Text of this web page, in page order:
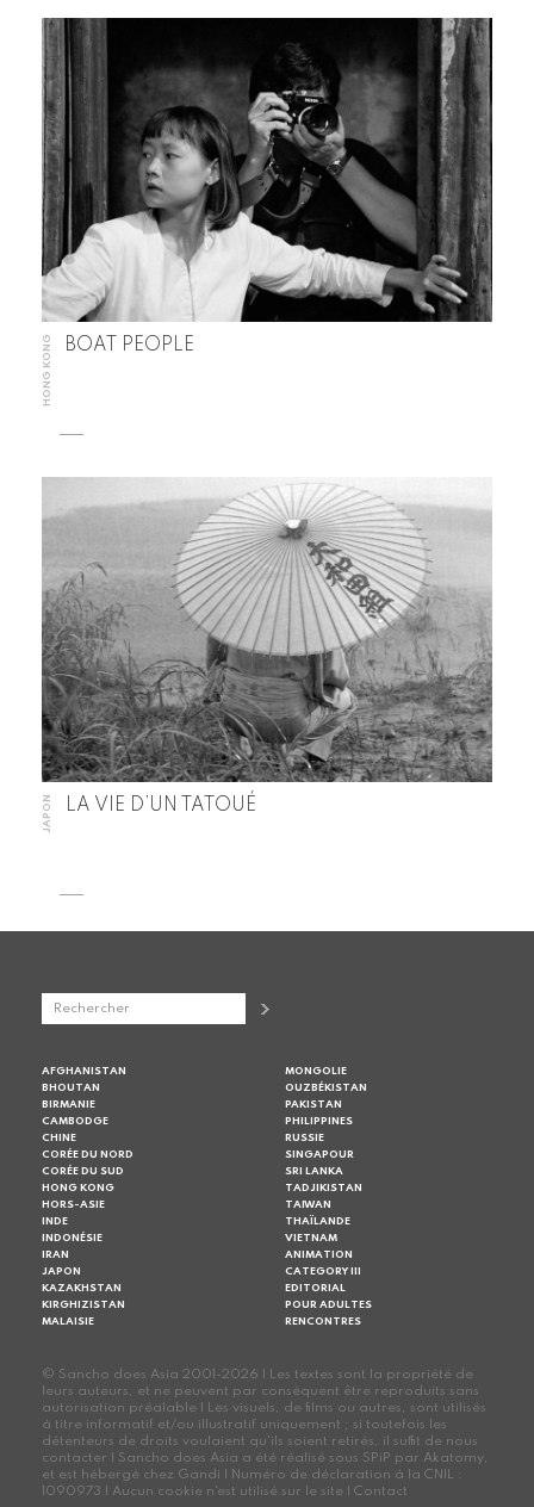
HONG KONG BOAT PEOPLE
JAPON LA VIE D’UN TATOUÉ
AFGHANISTAN
BHOUTAN
BIRMANIE
CAMBODGE
CHINE
CORÉE DU NORD
CORÉE DU SUD
HONG KONG
HORS-ASIE
INDE
INDONÉSIE
IRAN
JAPON
KAZAKHSTAN
KIRGHIZISTAN
MALAISIE
MONGOLIE
OUZBÉKISTAN
PAKISTAN
PHILIPPINES
RUSSIE
SINGAPOUR
SRI LANKA
TADJIKISTAN
TAIWAN
THAÏLANDE
VIETNAM
ANIMATION
CATEGORY III
EDITORIAL
POUR ADULTES
RENCONTRES
© Sancho does Asia 2001-2026 | Les textes sont la propriété de
leurs auteurs, et ne peuvent par conséquent être reproduits sans
autorisation préalable | Les visuels, de films ou autres, sont utilisés
à titre informatif et/ou illustratif uniquement ; si toutefois les
détenteurs de droits voulaient qu'ils soient retirés, il suffit de nous
contacter | Sancho does Asia a été réalisé sous SPiP par Akatomy,
et est hébergé chez Gandi | Numéro de déclaration à la CNIL :
1090973 | Aucun cookie n'est utilisé sur le site | Contact